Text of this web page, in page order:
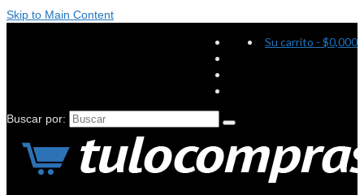
Skip to Main Content
Su carrito - $0,000
Buscar por: